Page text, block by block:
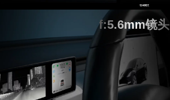
f:5.6mm镜头